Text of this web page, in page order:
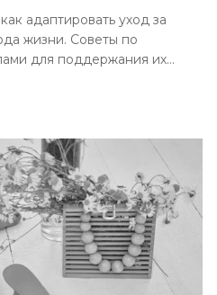
адаптировать уход за
жизни. Советы по
для поддержания их